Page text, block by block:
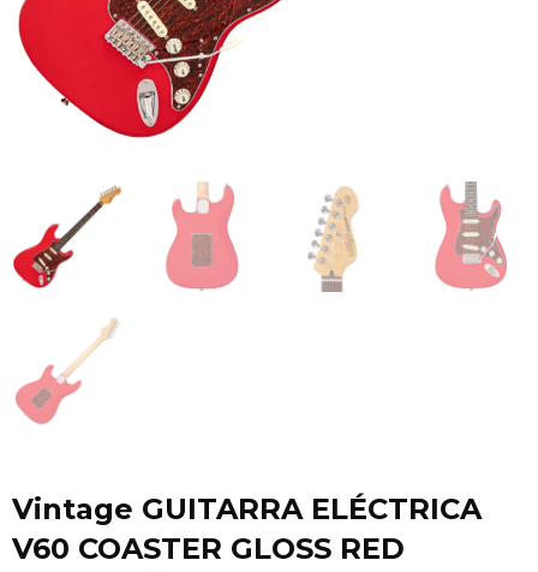
Vintage GUITARRA ELÉCTRICA
V60 COASTER GLOSS RED